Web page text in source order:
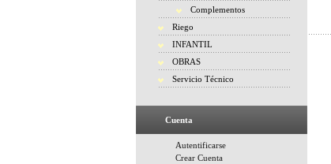
Complementos
Riego
INFANTIL
OBRAS
Servicio Técnico
Cuenta
Autentificarse
Crear Cuenta